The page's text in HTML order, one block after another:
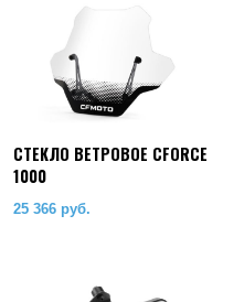
CТЕКЛО ВЕТРОВОЕ CFORCE
1000
25 366 руб.